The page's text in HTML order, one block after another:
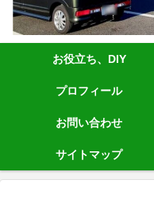
お役立ち、DIY
プロフィール
お問い合わせ
サイトマップ